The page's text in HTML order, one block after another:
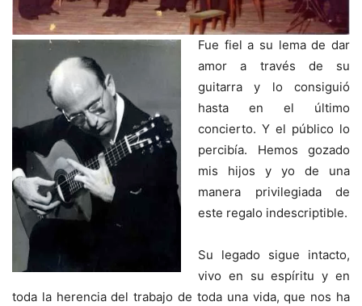
Fue fiel a su lema de dar
amor a través de su
guitarra y lo consiguió
hasta en el último
concierto. Y el público lo
percibía. Hemos gozado
mis hijos y yo de una
manera privilegiada de
este regalo indescriptible.
Su legado sigue intacto,
vivo en su espíritu y en
toda la herencia del trabajo de toda una vida, que nos ha